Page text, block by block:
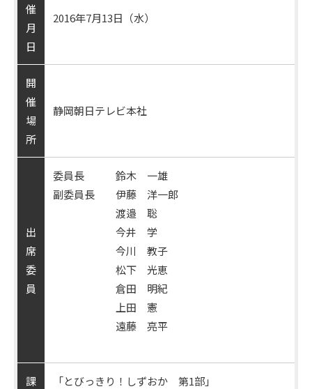
催
月
日
2016年7月13日（水）
開
催
場
所
静岡朝日テレビ本社
出
席
委
員
委員長 鈴木 一雄
副委員長 伊藤 洋一郎
渡邉 聡
今井 学
今川 教子
松下 光恵
倉田 明紀
上田 憲
遠藤 亮平
課
「とびっきり！しずおか 第1部」